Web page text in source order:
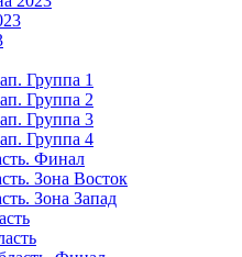
Группа 1
Группа 2
Группа 3
Группа 4
Финал
Зона Восток
Зона Запад